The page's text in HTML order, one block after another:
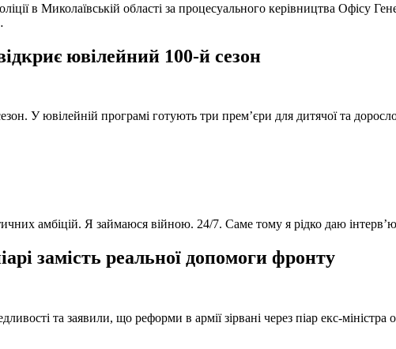
в Миколаївській області за процесуального керівництва Офісу
ювілейний 100-й сезон
У ювілейній програмі готують три прем’єри для дитячої та
амбіцій. Я займаюся війною. 24/7. Саме тому я рідко даю
замість реальної допомоги фронту
та заявили, що реформи в армії зірвані через піар екс-